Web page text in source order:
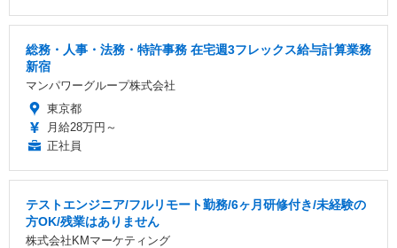
総務・人事・法務・特許事務 在宅週3フレックス給与計算業務
新宿
マンパワーグループ株式会社
東京都
月給28万円～
正社員
テストエンジニア/フルリモート勤務/6ヶ月研修付き/未経験の
方OK/残業はありません
株式会社KMマーケティング